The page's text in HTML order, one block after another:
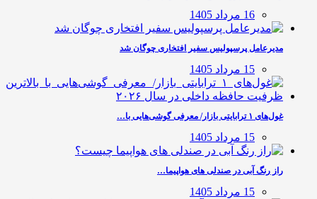
16 مرداد 1405
مدیرعامل پرسپولیس سفیر افتخاری چوگان شد
15 مرداد 1405
غول‌های ۱ ترابایتی بازار/ معرفی گوشی‌هایی با…
15 مرداد 1405
راز رنگ آبی در صندلی های هواپیما…
15 مرداد 1405